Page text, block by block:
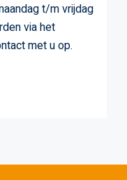
t/m vrijdag
via het
met u op.